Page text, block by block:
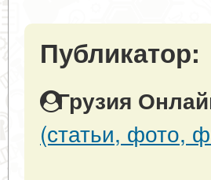
Публикатор:
Грузия
(статьи, фото,